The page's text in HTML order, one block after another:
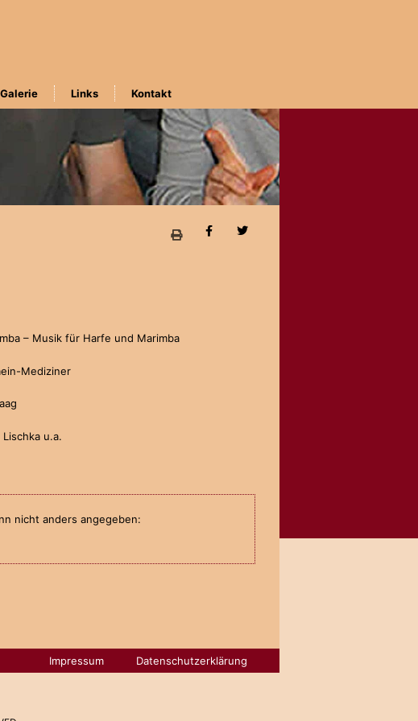
Galerie Links Kontakt
– Musik für Harfe und Marimba
Mediziner
u.a.
nicht anders angegeben:
Impressum Datenschutzerklärung